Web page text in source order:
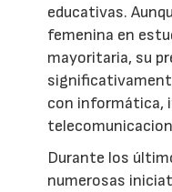
educativas.
femenina en
mayoritaria, su
con informática,
Durante los
numerosas